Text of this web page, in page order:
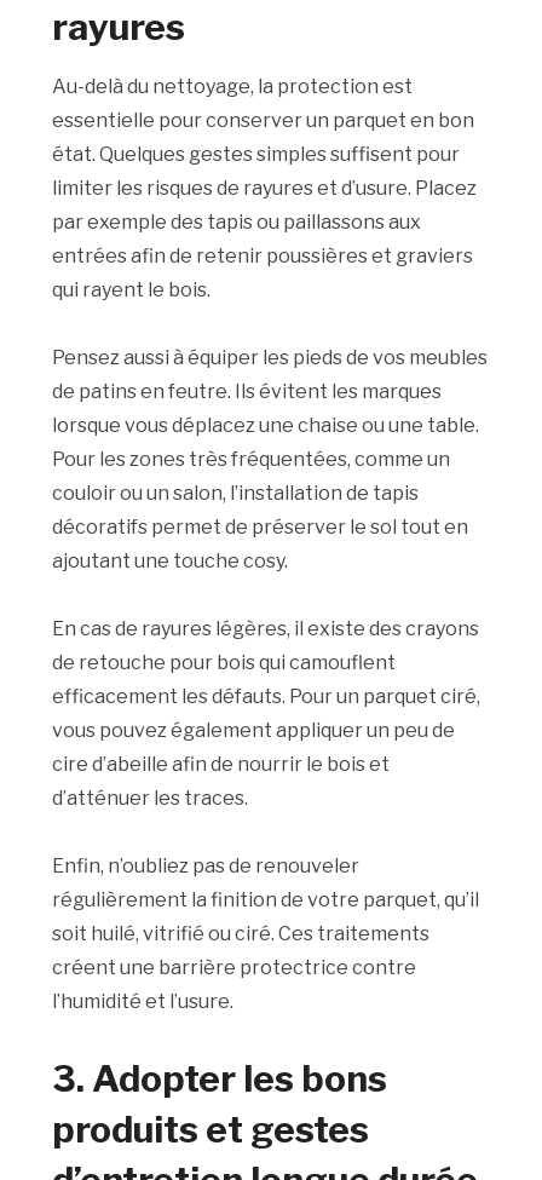
rayures
Au-delà du nettoyage, la protection est
essentielle pour conserver un parquet en bon
état. Quelques gestes simples suffisent pour
limiter les risques de rayures et d’usure. Placez
par exemple des tapis ou paillassons aux
entrées afin de retenir poussières et graviers
qui rayent le bois.
Pensez aussi à équiper les pieds de vos meubles
de patins en feutre. Ils évitent les marques
lorsque vous déplacez une chaise ou une table.
Pour les zones très fréquentées, comme un
couloir ou un salon, l’installation de tapis
décoratifs permet de préserver le sol tout en
ajoutant une touche cosy.
En cas de rayures légères, il existe des crayons
de retouche pour bois qui camouflent
efficacement les défauts. Pour un parquet ciré,
vous pouvez également appliquer un peu de
cire d’abeille afin de nourrir le bois et
d’atténuer les traces.
Enfin, n’oubliez pas de renouveler
régulièrement la finition de votre parquet, qu’il
soit huilé, vitrifié ou ciré. Ces traitements
créent une barrière protectrice contre
l’humidité et l’usure.
3. Adopter les bons
produits et gestes